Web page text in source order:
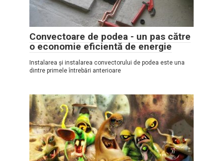
Convectoare de podea - un pas către
o economie eficientă de energie
Instalarea și instalarea convectorului de podea este una
dintre primele întrebări anterioare